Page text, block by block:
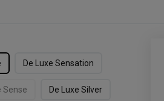
De Luxe Sensation
Sense De Luxe Silver